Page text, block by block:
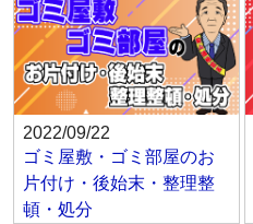
2022/09/22
ゴミ屋敷・ゴミ部屋のお
片付け・後始末・整理整
頓・処分